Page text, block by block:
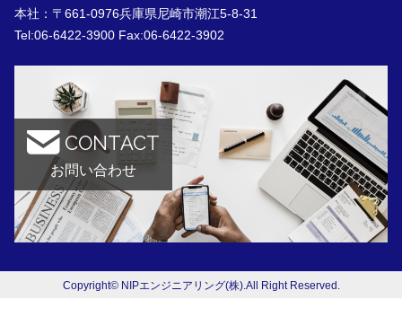
本社：〒661-0976兵庫県尼崎市潮江5-8-31
Tel:06-6422-3900 Fax:06-6422-3902
CONTACT
お問い合わせ
Copyright© NIPエンジニアリング(株).All Right Reserved.